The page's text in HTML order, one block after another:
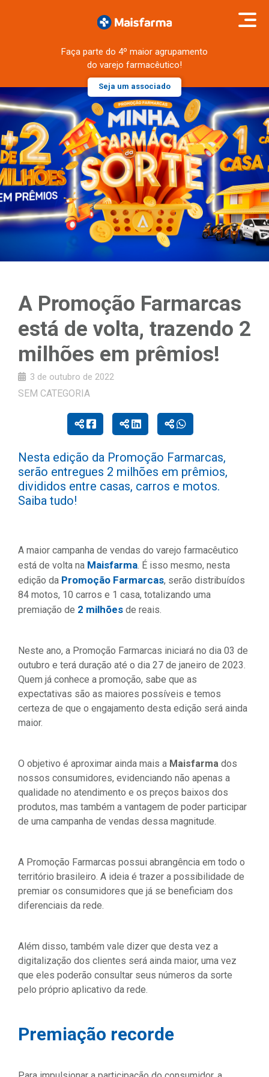
Faça parte do 4º maior agrupamento
do varejo farmacêutico!
Seja um associado
A Promoção Farmarcas
está de volta, trazendo 2
milhões em prêmios!
3 de outubro de 2022
SEM CATEGORIA
Nesta edição da Promoção Farmarcas,
serão entregues 2 milhões em prêmios,
divididos entre casas, carros e motos.
Saiba tudo!
A maior campanha de vendas do varejo farmacêutico
está de volta na Maisfarma. É isso mesmo, nesta
edição da Promoção Farmarcas, serão distribuídos
84 motos, 10 carros e 1 casa, totalizando uma
premiação de 2 milhões de reais.
Neste ano, a Promoção Farmarcas iniciará no dia 03 de
outubro e terá duração até o dia 27 de janeiro de 2023.
Quem já conhece a promoção, sabe que as
expectativas são as maiores possíveis e temos
certeza de que o engajamento desta edição será ainda
maior.
O objetivo é aproximar ainda mais a Maisfarma dos
nossos consumidores, evidenciando não apenas a
qualidade no atendimento e os preços baixos dos
produtos, mas também a vantagem de poder participar
de uma campanha de vendas dessa magnitude.
A Promoção Farmarcas possui abrangência em todo o
território brasileiro. A ideia é trazer a possibilidade de
premiar os consumidores que já se beneficiam dos
diferenciais da rede.
Além disso, também vale dizer que desta vez a
digitalização dos clientes será ainda maior, uma vez
que eles poderão consultar seus números da sorte
pelo próprio aplicativo da rede.
Premiação recorde